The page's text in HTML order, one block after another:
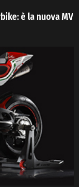
è la nuova MV